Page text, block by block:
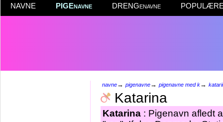
NAVNE PIGEnavne DRENGenavne POPULÆRE
navne→ pigenavne→ pigenavne med k→
Katarina
Katarina : Pigenavn afledt